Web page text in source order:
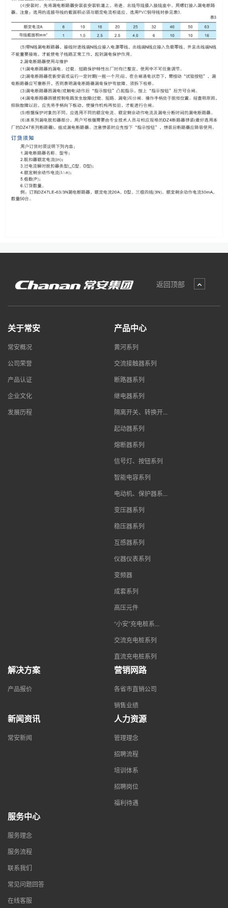
返回顶部
关于常安
常安概况
公司荣誉
产品认证
企业文化
发展历程
产品中心
黄河系列
交流接触器系列
断路器系列
继电器系列
隔离开关、转换开...
起动器系列
熔断器系列
信号灯、按钮系列
智能电容系列
电动机、保护器系...
变压器系列
稳压器系列
互感器系列
仪器仪表系列
变频器
成套系列
高压元件
“小安”充电桩系...
交流充电桩系列
直流充电桩系列
解决方案
产品报价
营销网路
各省市直销公司
销售业绩
新闻资讯
常安新闻
人力资源
管理理念
招聘流程
培训体系
招聘岗位
福利待遇
服务中心
服务理念
服务流程
联系我们
常见问题回答
在线客服